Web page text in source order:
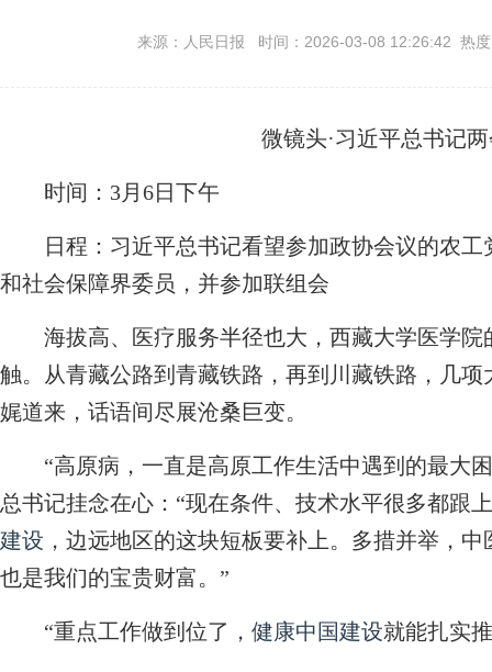
来源：人民日报 时间：2026-03-08 12:26:42 热
微镜头·习近平总书记
时间：3月6日下午
日程：习近平总书记看望参加政协会议的农工
和社会保障界委员，并参加联组会
海拔高、医疗服务半径也大，西藏大学医学院
触。从青藏公路到青藏铁路，再到川藏铁路，几
娓道来，话语间尽展沧桑巨变。
“高原病，一直是高原工作生活中遇到的最大困
总书记挂念在心：“现在条件、技术水平很多都跟
建设 ，边远地区的这块短板要补上。多措并举，
也是我们的宝贵财富。”
“重点工作做到位了， 健康中国建设就能扎实